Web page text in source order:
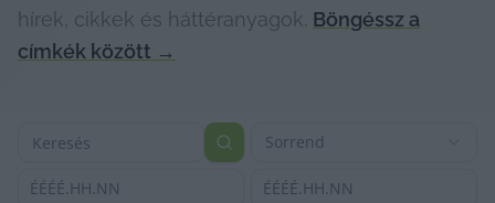
hírek, cikkek és háttéranyagok. Böngéssz a
címkék között →
Sorrend
ÉÉÉÉ.HH.NN ÉÉÉÉ.HH.NN